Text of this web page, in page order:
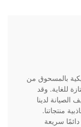
بالمسحوق من
للغاية. وقد
لدينا
منتجاتنا.
سريعة